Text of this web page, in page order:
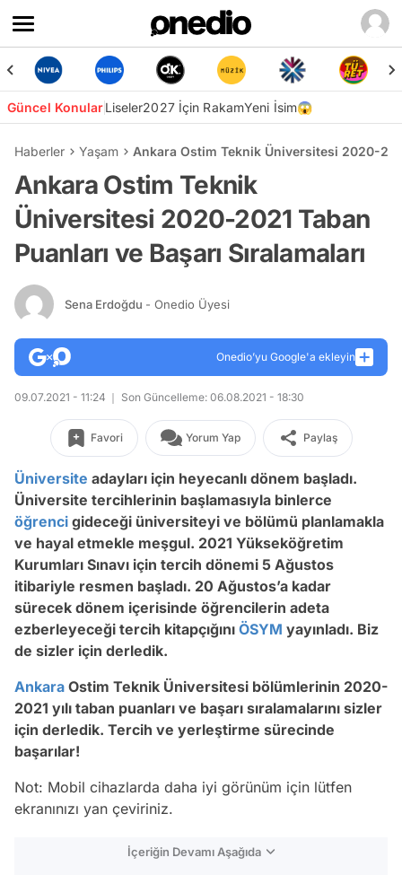
Güncel KonularLiseler2027 İçin RakamYeni İsim😱
Haberler Yaşam Ankara Ostim Teknik Üniversitesi 2020-
Ankara Ostim Teknik
Üniversitesi 2020-2021 Taban
Puanları ve Başarı Sıralamaları
Sena Erdoğdu - Onedio Üyesi
Onedio’yu Google'a ekleyin
09.07.2021 - 11:24 Son Güncelleme: 06.08.2021 - 18:30
Favori Yorum Yap Paylaş
Üniversite adayları için heyecanlı dönem başladı.
Üniversite tercihlerinin başlamasıyla binlerce
öğrenci gideceği üniversiteyi ve bölümü planlamakla
ve hayal etmekle meşgul. 2021 Yükseköğretim
Kurumları Sınavı için tercih dönemi 5 Ağustos
itibariyle resmen başladı. 20 Ağustos’a kadar
sürecek dönem içerisinde öğrencilerin adeta
ezberleyeceği tercih kitapçığını ÖSYM yayınladı. Biz
de sizler için derledik.
Ankara Ostim Teknik Üniversitesi bölümlerinin 2020-
2021 yılı taban puanları ve başarı sıralamalarını sizler
için derledik. Tercih ve yerleştirme sürecinde
başarılar!
Not: Mobil cihazlarda daha iyi görünüm için lütfen
ekranınızı yan çeviriniz.
İçeriğin Devamı Aşağıda